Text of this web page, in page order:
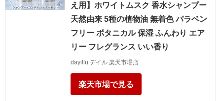
え用】ホワイトムスク 香水シャンプー
天然由来 5種の植物油 無着色 パラベン
フリー ボタニカル 保湿 ふんわり エア
リー フレグランス いい香り
dayillu デイル 楽天市場店
楽天市場で見る